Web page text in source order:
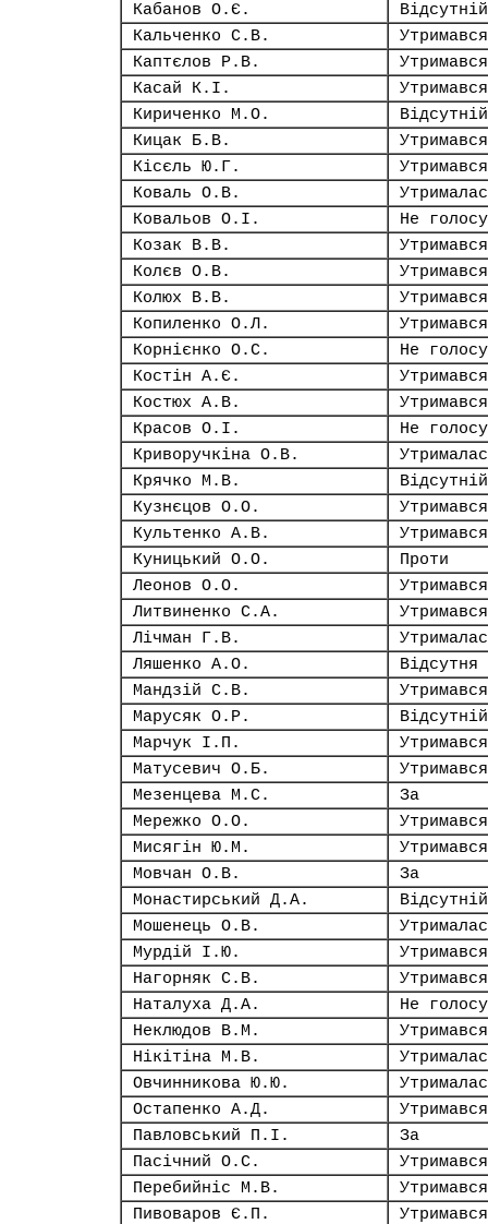
Кабанов О.Є.
Відсутній
Кальченко С.В.
Утримався
Каптєлов Р.В.
Утримався
Касай К.І.
Утримався
Кириченко М.О.
Відсутній
Кицак Б.В.
Утримався
Кісєль Ю.Г.
Утримався
Коваль О.В.
Ковальов О.І.
Не
Козак В.В.
Утримався
Колєв О.В.
Утримався
Колюх В.В.
Утримався
Копиленко О.Л.
Утримався
Корнієнко О.С.
Не
Костін А.Є.
Утримався
Костюх А.В.
Утримався
Красов О.І.
Не
Криворучкіна О.В.
Крячко М.В.
Відсутній
Кузнєцов О.О.
Утримався
Культенко А.В.
Утримався
Куницький О.О.
Проти
Леонов О.О.
Утримався
Литвиненко С.А.
Утримався
Лічман Г.В.
Ляшенко А.О.
Відсутня
Мандзій С.В.
Утримався
Марусяк О.Р.
Відсутній
Марчук І.П.
Утримався
Матусевич О.Б.
Утримався
Мезенцева М.С.
За
Мережко О.О.
Утримався
Мисягін Ю.М.
Утримався
Мовчан О.В.
За
Монастирський Д.А.
Відсутній
Мошенець О.В.
Мурдій І.Ю.
Утримався
Нагорняк С.В.
Утримався
Наталуха Д.А.
Не
Неклюдов В.М.
Утримався
Нікітіна М.В.
Овчинникова Ю.Ю.
Остапенко А.Д.
Утримався
Павловський П.І.
За
Пасічний О.С.
Утримався
Перебийніс М.В.
Утримався
Пивоваров Є.П.
Утримався